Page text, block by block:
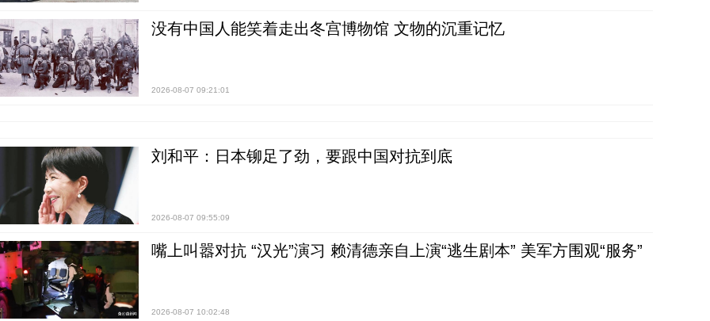
没有中国人能笑着走出冬宫博物馆 文物的沉重记忆
2026-08-07 09:21:01
刘和平：日本铆足了劲，要跟中国对抗到底
2026-08-07 09:55:09
嘴上叫嚣对抗 “汉光”演习 赖清德亲自上演“逃生剧本” 美军方围观“服务”
2026-08-07 10:02:48